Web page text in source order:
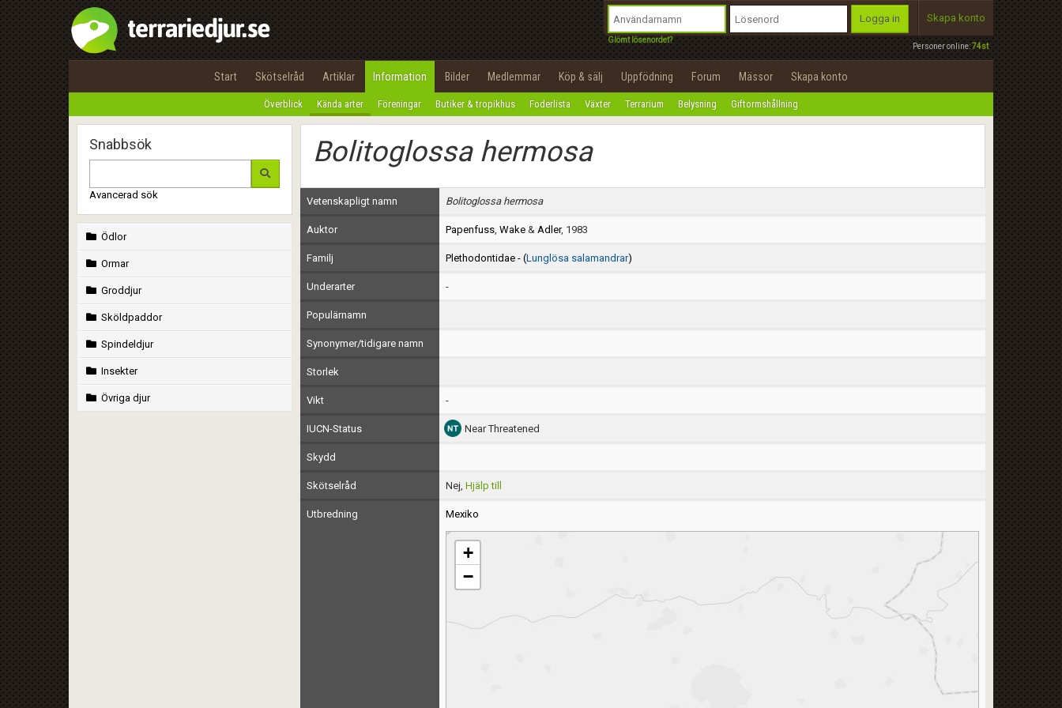
Personer online:74st
Logga in
Glömt lösenordet?
Skapa konto
Start Skötselråd Artiklar Information Bilder Medlemmar Köp & sälj Uppfödning Forum Mässor Skapa konto
Överblick Kända arter Föreningar Butiker & tropikhus Foderlista Växter Terrarium Belysning Giftormshållning
Snabbsök
Avancerad sök
Ödlor
Ormar
Groddjur
Sköldpaddor
Spindeldjur
Insekter
Övriga djur
Bolitoglossa hermosa
Vetenskapligt namn Bolitoglossa hermosa
Auktor Papenfuss, Wake& Adler, 1983
Familj Plethodontidae - (Lunglösa salamandrar)
Underarter -
Populärnamn
Synonymer/tidigare namn
Storlek
Vikt -
IUCN-Status Near Threatened
Skydd
Skötselråd Nej, Hjälp till
Utbredning Mexiko
+
−
Utför
100%
OK
integritetspolicy
Namn:
Epost:
Användarnamn:
Lösenord:
Privacy Policy
Terms of Service
Begär nytt lösenord
Tillbaka till förstasidan